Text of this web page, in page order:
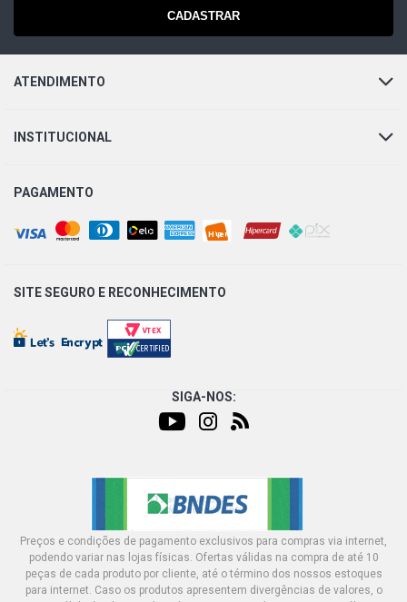
CADASTRAR
ATENDIMENTO
INSTITUCIONAL
PAGAMENTO
SITE SEGURO E RECONHECIMENTO
SIGA-NOS:
Preços e condições de pagamento exclusivos para compras via internet,
podendo variar nas lojas físicas. Ofertas válidas na compra de até 10
peças de cada produto por cliente, até o término dos nossos estoques
para internet. Caso os produtos apresentem divergências de valores, o